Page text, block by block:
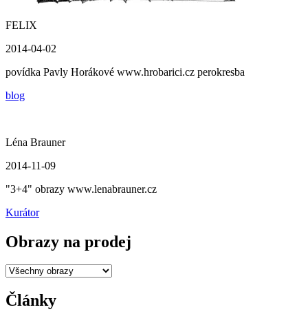
FELIX
2014-04-02
povídka Pavly Horákové www.hrobarici.cz perokresba
blog
Léna Brauner
2014-11-09
"3+4" obrazy www.lenabrauner.cz
Kurátor
Obrazy na prodej
Články